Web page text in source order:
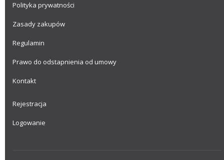
Polityka prywatności
Zasady zakupów
Regulamin
Prawo do odstapnienia od umowy
Kontakt
Rejestracja
Logowanie